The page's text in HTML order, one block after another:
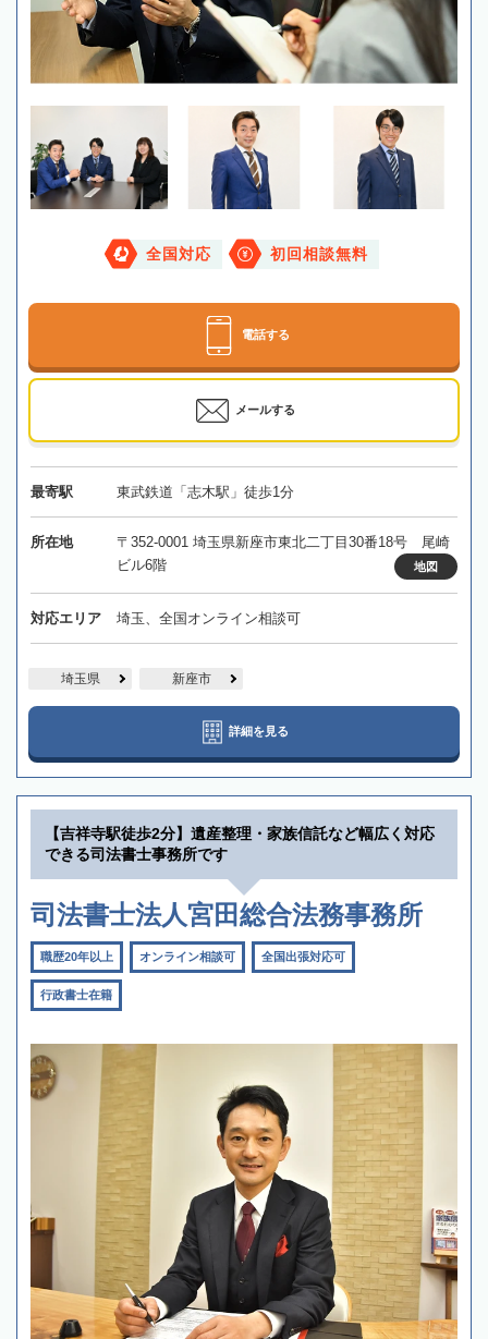
全国対応 初回相談無料
電話する
メールする
最寄駅 東武鉄道「志木駅」徒歩1分
所在地
〒352-0001 埼玉県新座市東北二丁目30番18号 尾崎
ビル6階
地図
対応エリア 埼玉、全国オンライン相談可
埼玉県 新座市
詳細を見る
【吉祥寺駅徒歩2分】遺産整理・家族信託など幅広く対応
できる司法書士事務所です
司法書士法人宮田総合法務事務所
職歴20年以上 オンライン相談可 全国出張対応可
行政書士在籍